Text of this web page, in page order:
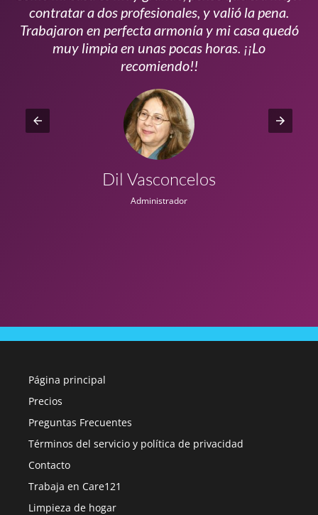
contratar a dos profesionales, y valió la pena.
Trabajaron en perfecta armonía y mi casa quedó
muy limpia en unas pocas horas. ¡¡Lo
recomiendo!!
Dil Vasconcelos
Administrador
Página principal
Precios
Preguntas Frecuentes
Términos del servicio y política de privacidad
Contacto
Trabaja en Care121
Limpieza de hogar